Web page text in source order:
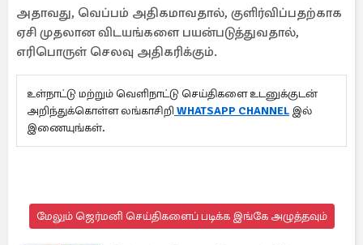
அதாவது, வெப்பம் அதிகமாவதால், குளிர்விப்பதற்காக
ஏசி முதலான விடயங்களை பயன்படுத்துவதால்,
எரிபொருள் செலவு அதிகரிக்கும்.
உள்நாட்டு மற்றும் வெளிநாட்டு செய்திகளை உடனுக்குடன்
அறிந்துக்கொள்ள லங்காசிறி WHATSAPP CHANNEL இல்
இணையுங்கள்.
மேலும் ஜெர்மனி செய்திகளைப் படிக்க இங்கே அழுத்தவும்